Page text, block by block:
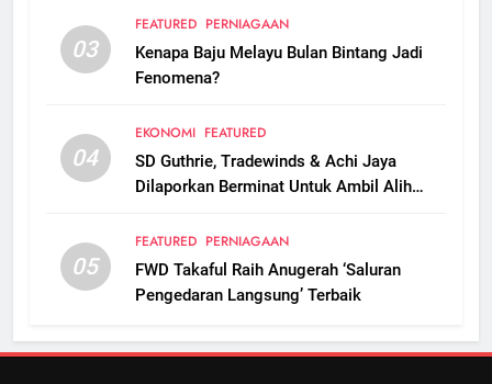
03
FEATURED PERNIAGAAN
Kenapa Baju Melayu Bulan Bintang Jadi
Fenomena?
04
EKONOMI FEATURED
SD Guthrie, Tradewinds & Achi Jaya
Dilaporkan Berminat Untuk Ambil Alih
05
FEATURED PERNIAGAAN
FWD Takaful Raih Anugerah ‘Saluran
Pengedaran Langsung’ Terbaik